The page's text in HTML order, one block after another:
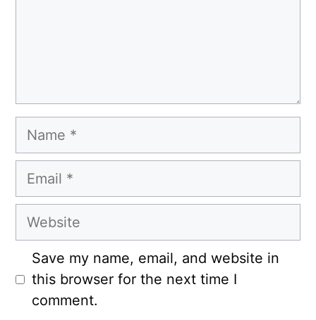
Name
Email
Website
Save my name, email, and website in
this browser for the next time I
comment.